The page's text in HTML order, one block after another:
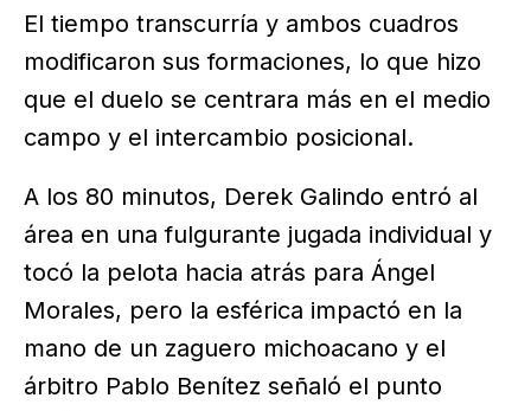
El tiempo transcurría y ambos cuadros
modificaron sus formaciones, lo que hizo
que el duelo se centrara más en el medio
campo y el intercambio posicional.
A los 80 minutos, Derek Galindo entró al
área en una fulgurante jugada individual y
tocó la pelota hacia atrás para Ángel
Morales, pero la esférica impactó en la
mano de un zaguero michoacano y el
árbitro Pablo Benítez señaló el punto